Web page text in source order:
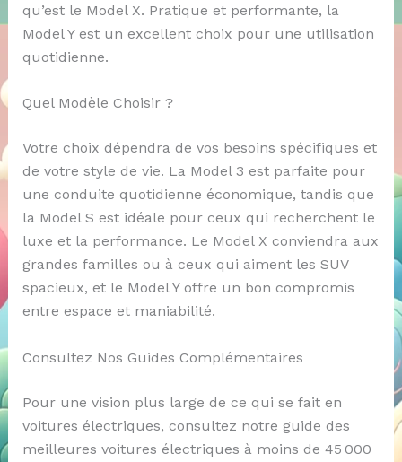
qu’est le Model X. Pratique et performante, la
Model Y est un excellent choix pour une utilisation
quotidienne.
Quel Modèle Choisir ?
Votre choix dépendra de vos besoins spécifiques et
de votre style de vie. La Model 3 est parfaite pour
une conduite quotidienne économique, tandis que
la Model S est idéale pour ceux qui recherchent le
luxe et la performance. Le Model X conviendra aux
grandes familles ou à ceux qui aiment les SUV
spacieux, et le Model Y offre un bon compromis
entre espace et maniabilité.
Consultez Nos Guides Complémentaires
Pour une vision plus large de ce qui se fait en
voitures électriques, consultez notre guide des
meilleures voitures électriques à moins de 45 000